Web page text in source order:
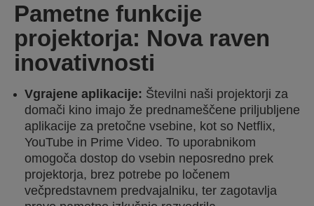
Pametne funkcije
projektorja: Nova raven
inovativnosti
Vgrajene aplikacije: Številni naši projektorji za
domači kino imajo že prednameščene priljubljene
aplikacije za pretočne vsebine, kot so Netflix,
YouTube in Prime Video. To uporabnikom
omogoča dostop do vsebin neposredno prek
projektorja, brez potrebe po ločenem
večpredstavnem predvajalniku, ter zagotavlja